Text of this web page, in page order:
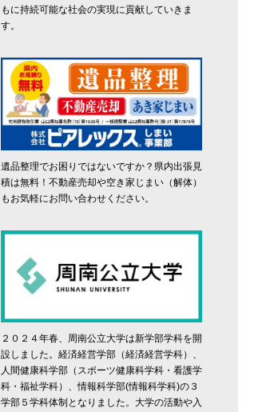
もに持続可能な社会の実現に貢献していきま
す。
遺品整理でお困りではないですか？県内出張見
積は無料！不動産売却や空き家じまい（解体）
もお気軽にお問い合わせください。
２０２４年春、周南公立大学は新学部学科を開
設しました。経済経営学部（経済経営学科）、
人間健康科学部（スポーツ健康科学科・看護学
科・福祉学科）、情報科学部(情報科学科)の３
学部５学科体制となりました。大学の活動や入